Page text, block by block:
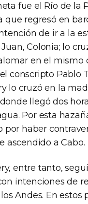
fue el Río de la
que regresó en
de ir a la
Juan, Colonia; lo
en el mismo
conscripto Pablo
lo cruzó en la
llegó dos
Por esta
por haber
ascendido a Cabo.
entre tanto,
intenciones de
Andes. En